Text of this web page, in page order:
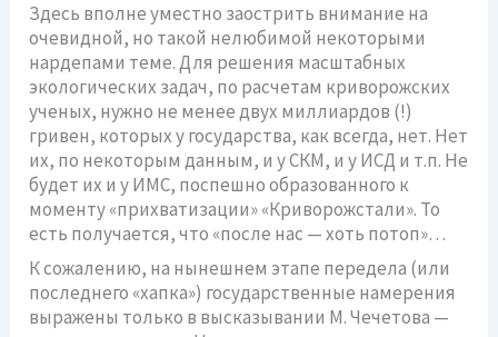
Здесь вполне уместно заострить внимание на
очевидной, но такой нелюбимой некоторыми
нардепами теме. Для решения масштабных
экологических задач, по расчетам криворожских
ученых, нужно не менее двух миллиардов (!)
гривен, которых у государства, как всегда, нет. Нет
их, по некоторым данным, и у СКМ, и у ИСД и т.п. Не
будет их и у ИМС, поспешно образованного к
моменту «прихватизации» «Криворожстали». То
есть получается, что «после нас — хоть потоп»…
К сожалению, на нынешнем этапе передела (или
последнего «хапка») государственные намерения
выражены только в высказывании М. Чечетова —